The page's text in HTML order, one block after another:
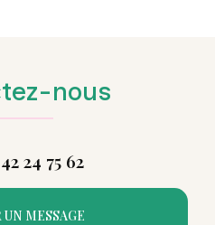
nous
24 75 62
MESSAGE